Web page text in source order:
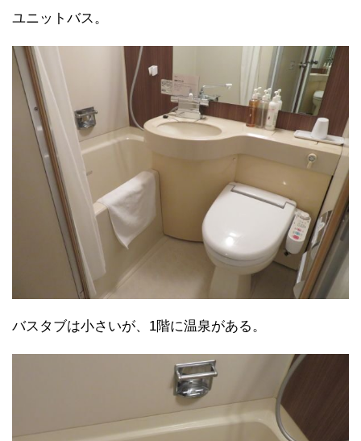
ユニットバス。
バスタブは小さいが、1階に温泉がある。